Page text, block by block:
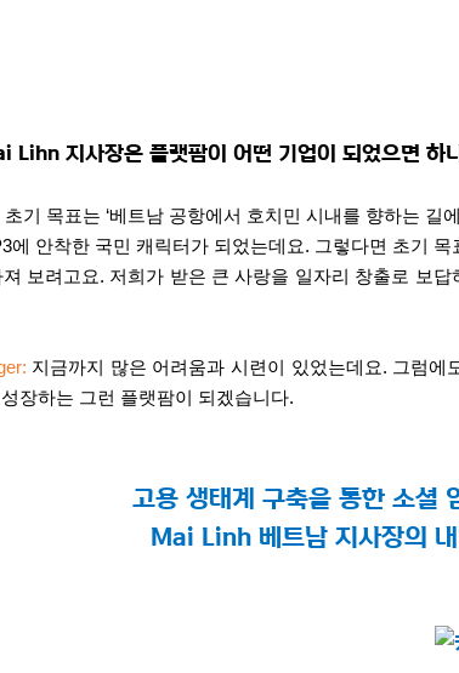
Lihn 지사장은 플랫팜이 어떤 기업이 되었으면 하
초기 목표는 ‘베트남 공항에서 호치민 시내를 향하는 길
에 안착한 국민 캐릭터가 되었는데요. 그렇다면 초기 목
보려고요. 저희가 받은 큰 사랑을 일자리 창출로 보답
지금까지 많은 어려움과 시련이 있었는데요. 그럼에
장하는 그런 플랫팜이 되겠습니다.
고용 생태계 구축을 통한 소셜
Mai Linh 베트남 지사장의